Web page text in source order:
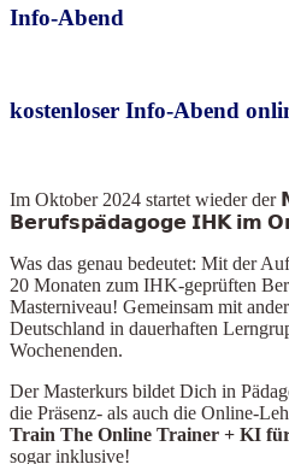
Info-Abend
kostenloser Info-Abend
Im Oktober 2024 startet wieder
𝗕𝗲𝗿𝘂𝗳𝘀𝗽𝗮̈𝗱𝗮𝗴𝗼𝗴𝗲 𝗜𝗛𝗞 𝗶𝗺
Was das genau bedeutet: Mit der
20 Monaten zum IHK-geprüften
Masterniveau! Gemeinsam mit
Deutschland in dauerhaften
Wochenenden.
Der Masterkurs bildet Dich in
die Präsenz- als auch die Online-
Train The Online Trainer + KI
sogar inklusive!